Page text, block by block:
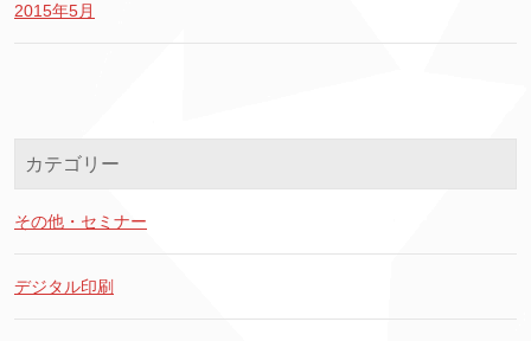
2015年5月
カテゴリー
その他・セミナー
デジタル印刷